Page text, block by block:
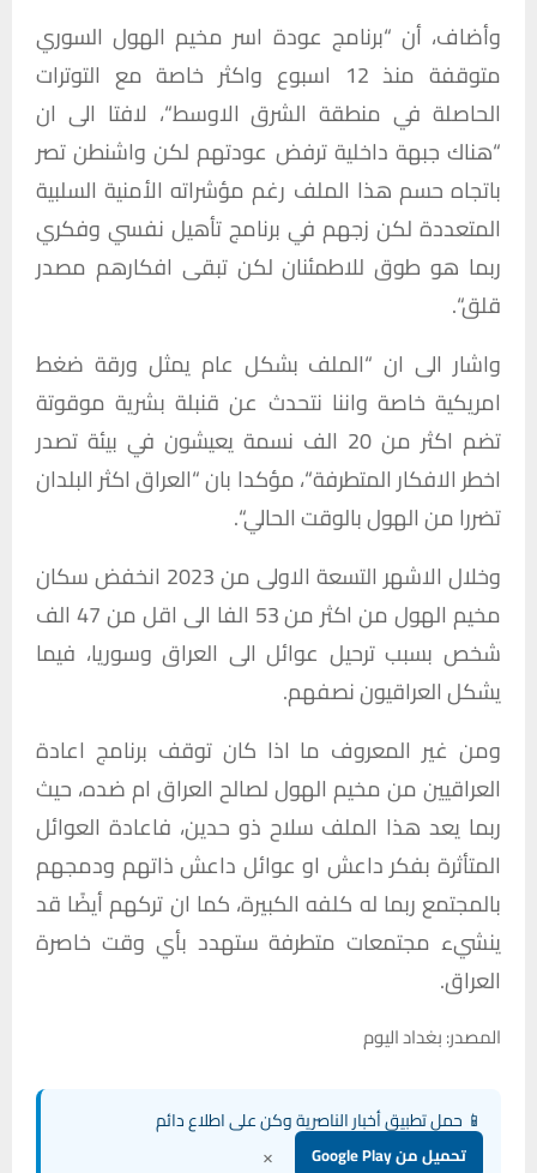
وأضاف، أن “برنامج عودة اسر مخيم الهول السوري
متوقفة منذ12 اسبوع واكثر خاصة مع التوترات
الحاصلة في منطقة الشرق الاوسط“، لافتا الى ان
“هناك جبهة داخليةترفض عودتهم لكن واشنطنتصر
باتجاه حسم هذا الملف رغم مؤشراته الأمنية السلبية
المتعددة لكن زجهم في برنامجتأهيل نفسي وفكري
ربما هو طوق للاطمئنان لكن تبقى افكارهم مصدر
قلق“.
واشار الى ان“الملف بشكل عام يمثل ورقة ضغط
امريكية خاصة واننا نتحدث عن قنبلة بشرية موقوتة
تضم اكثر من الف نسمة يعيشون في بيئة تصدر
اخطرالافكارالمتطرفة“،مؤكدا بان“العراقاكثرالبلدان
تضررامنالهولبالوقتالحالي“.
وخلال الاشهر التسعة الاولىمن انخفضسكان
مخيم الهولمن اكثرمن53 الفا الى اقلمن
الف
شخص بسبب ترحيل عوائل الى العراق وسوريا، فيما
يشكلالعراقيوننصفهم.
ومن غير المعروف ما اذا كان توقف برنامج اعادة
العراقيينمنمخيم الهوللصالح العراق امضده، حيث
ربما يعد هذا الملف سلاح ذو حدين، فاعادة العوائل
المتأثرة بفكرداعش او عوائل داعشذاتهم ودمجهم
بالمجتمعربما له كلفه الكبيرة، كما انتركهمأيضًا قد
ينشيء مجتمعات متطرفة ستهدد بأي وقت خاصرة
العراق.
المصدر: بغداد اليوم
📱 حمل تطبيق أخبار الناصرية وكن على اطلاع دائم
تحميل من Google Play ×